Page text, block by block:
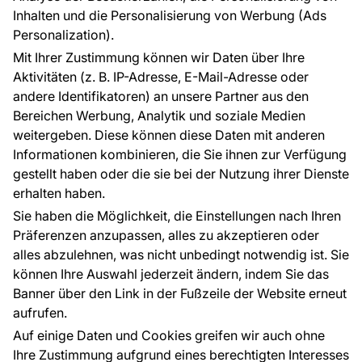
Inhalten und die Personalisierung von Werbung (Ads
Personalization).
Mit Ihrer Zustimmung können wir Daten über Ihre
Aktivitäten (z. B. IP-Adresse, E-Mail-Adresse oder
andere Identifikatoren) an unsere Partner aus den
Bereichen Werbung, Analytik und soziale Medien
weitergeben. Diese können diese Daten mit anderen
Informationen kombinieren, die Sie ihnen zur Verfügung
gestellt haben oder die sie bei der Nutzung ihrer Dienste
erhalten haben.
Sie haben die Möglichkeit, die Einstellungen nach Ihren
Präferenzen anzupassen, alles zu akzeptieren oder
alles abzulehnen, was nicht unbedingt notwendig ist. Sie
können Ihre Auswahl jederzeit ändern, indem Sie das
Banner über den Link in der Fußzeile der Website erneut
aufrufen.
Auf einige Daten und Cookies greifen wir auch ohne
Ihre Zustimmung aufgrund eines berechtigten Interesses
FÜR SIE
Blog
EU-Projekte
Ratschläge und Tipps
FAQ
ÜBER DAS UNTERNEHMEN
Kontakt
Haben Sie Fragen? Wir helfen Ihnen gerne weiter
und beraten Sie persönlich.
+49 781 95633072
service@tapeteneshop.de
Zahlungsarten:
Die Zahlungen werden geleistet von: